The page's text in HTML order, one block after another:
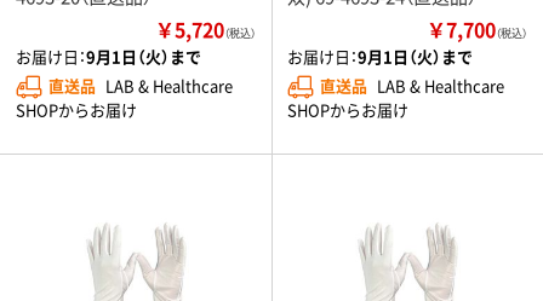
￥5,720（税込）
お届け日：9月1日（火）まで
直送品 LAB & Healthcare
SHOPからお届け
￥7,700（税込）
お届け日：9月1日（火）まで
直送品 LAB & Healthcare
SHOPからお届け